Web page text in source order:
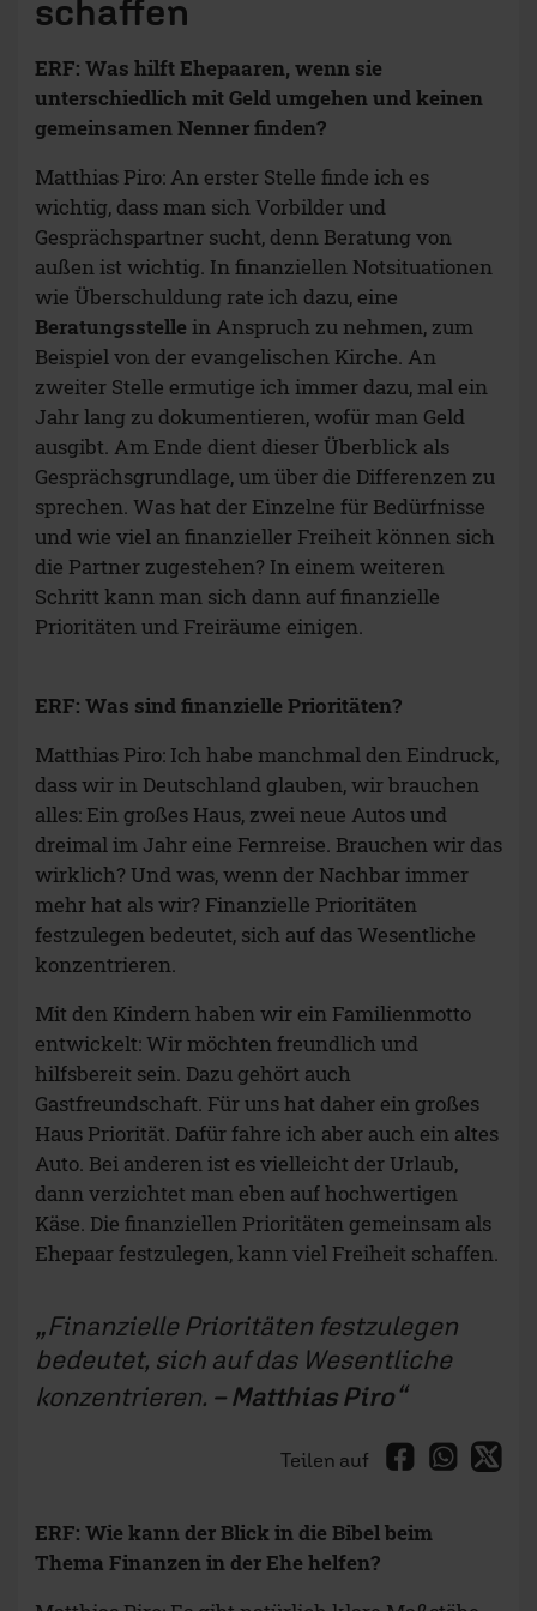
schaffen
ERF: Was hilft Ehepaaren, wenn sie
unterschiedlich mit Geld umgehen und keinen
gemeinsamen Nenner finden?
Matthias Piro: An erster Stelle finde ich es
wichtig, dass man sich Vorbilder und
Gesprächspartner sucht, denn Beratung von
außen ist wichtig. In finanziellen Notsituationen
wie Überschuldung rate ich dazu, eine
Beratungsstelle in Anspruch zu nehmen, zum
Beispiel von der evangelischen Kirche. An
zweiter Stelle ermutige ich immer dazu, mal ein
Jahr lang zu dokumentieren, wofür man Geld
ausgibt. Am Ende dient dieser Überblick als
Gesprächsgrundlage, um über die Differenzen zu
sprechen. Was hat der Einzelne für Bedürfnisse
und wie viel an finanzieller Freiheit können sich
die Partner zugestehen? In einem weiteren
Schritt kann man sich dann auf finanzielle
Prioritäten und Freiräume einigen.
ERF: Was sind finanzielle Prioritäten?
Matthias Piro: Ich habe manchmal den Eindruck,
dass wir in Deutschland glauben, wir brauchen
alles: Ein großes Haus, zwei neue Autos und
dreimal im Jahr eine Fernreise. Brauchen wir das
wirklich? Und was, wenn der Nachbar immer
mehr hat als wir? Finanzielle Prioritäten
festzulegen bedeutet, sich auf das Wesentliche
konzentrieren.
Mit den Kindern haben wir ein Familienmotto
entwickelt: Wir möchten freundlich und
hilfsbereit sein. Dazu gehört auch
Gastfreundschaft. Für uns hat daher ein großes
Haus Priorität. Dafür fahre ich aber auch ein altes
Auto. Bei anderen ist es vielleicht der Urlaub,
dann verzichtet man eben auf hochwertigen
Käse. Die finanziellen Prioritäten gemeinsam als
Ehepaar festzulegen, kann viel Freiheit schaffen.
Finanzielle Prioritäten festzulegen
bedeutet, sich auf das Wesentliche
konzentrieren. – Matthias Piro
Teilen auf
ERF: Wie kann der Blick in die Bibel beim
Thema Finanzen in der Ehe helfen?